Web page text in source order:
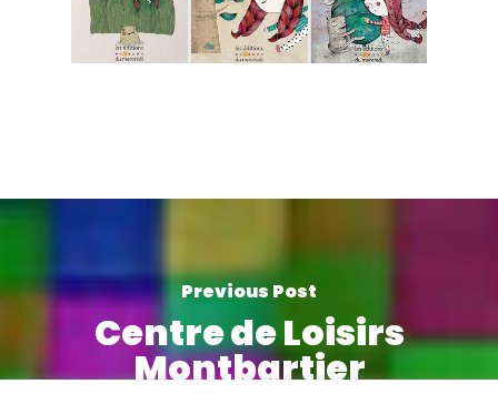
Previous Post
Centre de Loisirs
Montbartier